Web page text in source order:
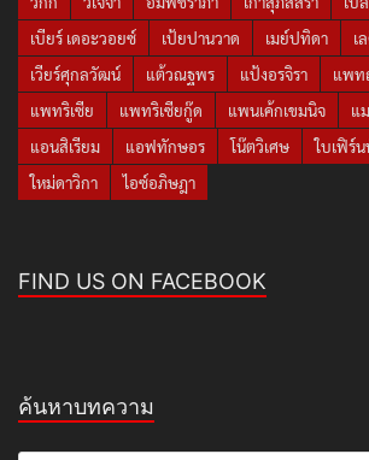
เบียร์ เดอะวอยซ์
เป้ยปานวาด เมย์ปทิดา
เ
เวียร์ศุกลวัฒน์
แต้วณฐพร แป้งอรจิรา แพท
แพทริเซีย
แพทริเซียกู๊ด แพนเค้กเขมนิจ
แ
แอนสิเรียม
แอฟทักษอร โน๊ตวิเศษ
ใบเฟิร์
ใหม่ดาวิกา
ไอซ์อภิษฎา
FIND US ON FACEBOOK
ค้นหาบทความ